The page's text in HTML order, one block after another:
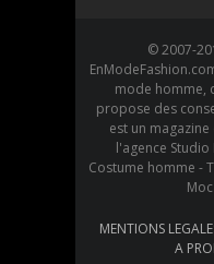
© 2007-
mode homme,
propose des
est un
l'agence Studio
Costume homme -
MENTIONS
A